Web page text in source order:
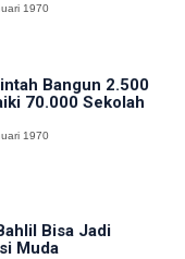
1970
Bangun 2.500
70.000 Sekolah
1970
Bisa Jadi
Muda